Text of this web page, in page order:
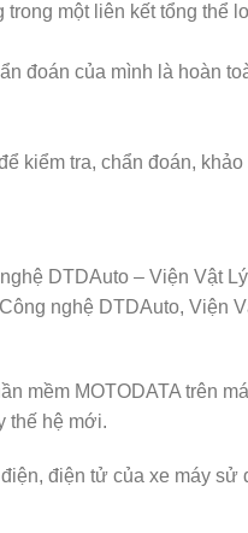
một liên kết tổng thể
đoán của mình là hoàn
kiểm tra, chẩn đoán,
DTDAuto – Viện Vật
nghệ DTDAuto, Viện
mềm MOTODATA trên
thế hệ mới.
điện tử của xe máy sử